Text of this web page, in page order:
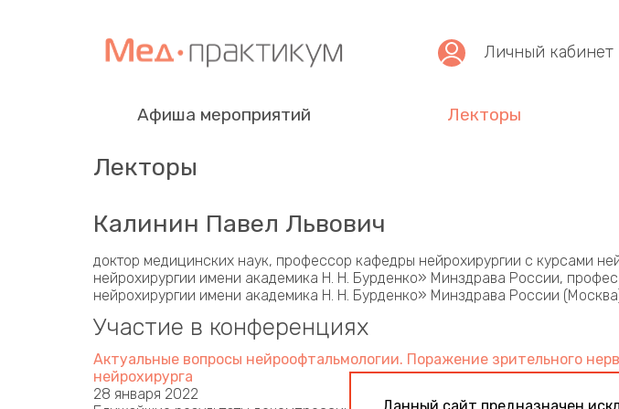
Личный кабинет
Афиша мероприятий Лекторы
Лекторы
Калинин Павел Львович
доктор медицинских наук, профессор кафедры нейрохирургии с курсами
нейрохирургии имени академика Н. Н. Бурденко» Минздрава России,
нейрохирургии имени академика Н. Н. Бурденко» Минздрава России
Участие в конференциях
Актуальные вопросы нейроофтальмологии. Поражение зрительного
нейрохирурга
28 января 2022